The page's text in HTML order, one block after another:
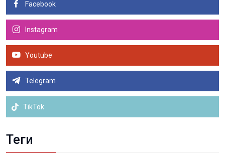
Facebook
Instagram
Youtube
Telegram
TikTok
Теги